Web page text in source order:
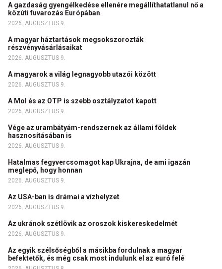
A gazdaság gyengélkedése ellenére megállíthatatlanul nő a
közúti fuvarozás Európában
2026. AUGUSZTUS 9.
A magyar háztartások megsokszorozták
részvényvásárlásaikat
2026. AUGUSZTUS 9.
A magyarok a világ legnagyobb utazói között
2026. AUGUSZTUS 9.
A Mol és az OTP is szebb osztályzatot kapott
2026. AUGUSZTUS 9.
Vége az urambátyám-rendszernek az állami földek
hasznosításában is
2026. AUGUSZTUS 9.
Hatalmas fegyvercsomagot kap Ukrajna, de ami igazán
meglepő, hogy honnan
2026. AUGUSZTUS 9.
Az USA-ban is drámai a vízhelyzet
2026. AUGUSZTUS 9.
Az ukránok szétlövik az oroszok kiskereskedelmét
2026. AUGUSZTUS 9.
Az egyik szélsőségből a másikba fordulnak a magyar
befektetők, és még csak most indulunk el az euró felé